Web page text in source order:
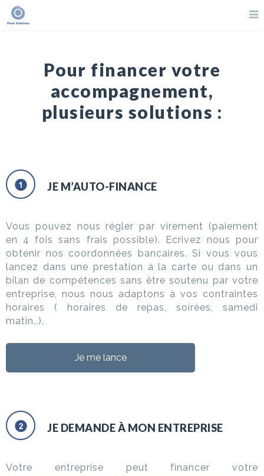
Pour financer votre
accompagnement,
plusieurs solutions :
JE M’AUTO-FINANCE
Vous pouvez nous régler par virement (paiement
en 4 fois sans frais possible). Ecrivez nous pour
obtenir nos coordonnées bancaires. Si vous vous
lancez dans une prestation à la carte ou dans un
bilan de compétences sans être soutenu par votre
entreprise, nous nous adaptons à vos contraintes
horaires ( horaires de repas, soirées, samedi
matin..).
Je me lance
JE DEMANDE À MON ENTREPRISE
Votre entreprise peut financer votre